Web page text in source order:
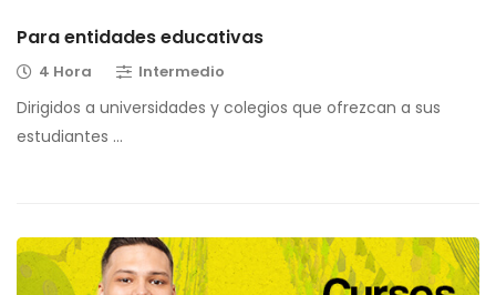
Para entidades educativas
4 Hora Intermedio
Dirigidos a universidades y colegios que ofrezcan a sus
estudiantes …